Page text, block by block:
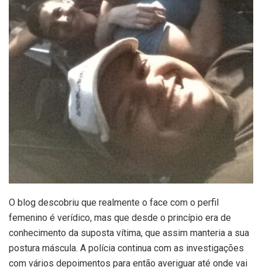
O blog descobriu que realmente o face com o perfil
femenino é verídico, mas que desde o princípio era de
conhecimento da suposta vítima, que assim manteria a sua
postura máscula. A polícia continua com as investigações
com vários depoimentos para então averiguar até onde vai